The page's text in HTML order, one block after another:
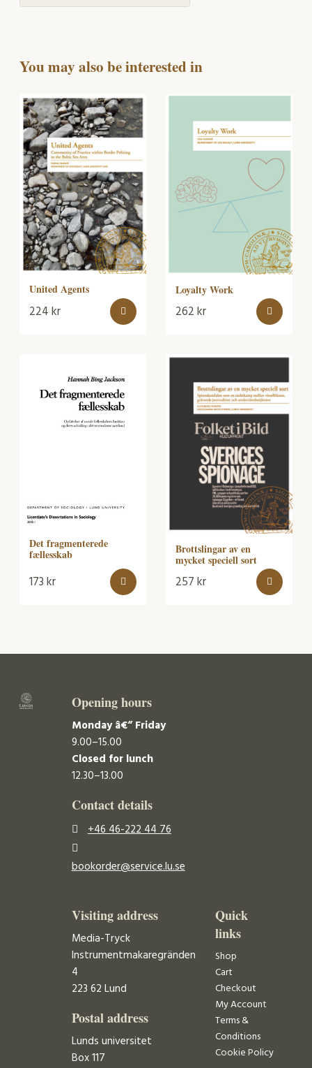
You may also be interested in
United Agents
224kr
Loyalty Work
262kr
Det fragmenterede
fællesskab
173kr
Brottslingar av en
mycket speciell sort
257kr
Opening hours
Monday â€“ Friday
9.00–15.00
Closed for lunch
12.30–13.00
Contact details
+46 46-222 44 76
bookorder@service.lu.se
Visiting address
Media-Tryck
Instrumentmakaregränden
4
223 62 Lund
Postal address
Lunds universitet
Box 117
Quick
links
Shop
Cart
Checkout
My Account
Terms &
Conditions
Cookie Policy